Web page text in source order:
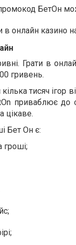
БетОн
онлайн казино
Грати в
гривень.
тисяч ігор
приваблює до
цікаве.
Бет Он є:
гроші;